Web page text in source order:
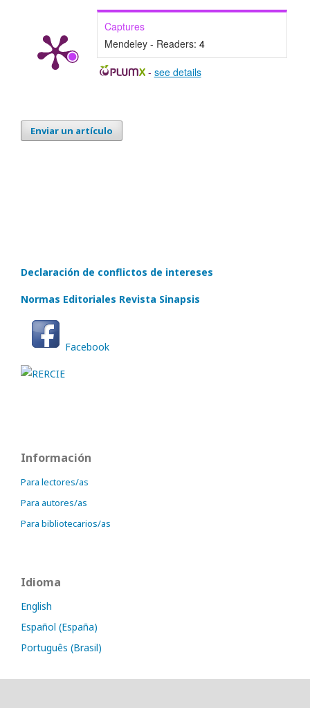
Captures
Mendeley - Readers: 4
- see details
Enviar un artículo
Declaración de conflictos de intereses
Normas Editoriales Revista Sinapsis
Facebook
Información
Para lectores/as
Para autores/as
Para bibliotecarios/as
Idioma
English
Español (España)
Português (Brasil)